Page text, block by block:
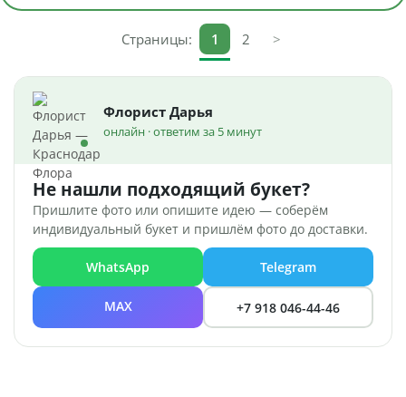
Страницы: 1 2 >
Флорист Дарья
онлайн · ответим за 5 минут
Не нашли подходящий букет?
Пришлите фото или опишите идею — соберём
индивидуальный букет и пришлём фото до доставки.
WhatsApp Telegram
MAX +7 918 046-44-46